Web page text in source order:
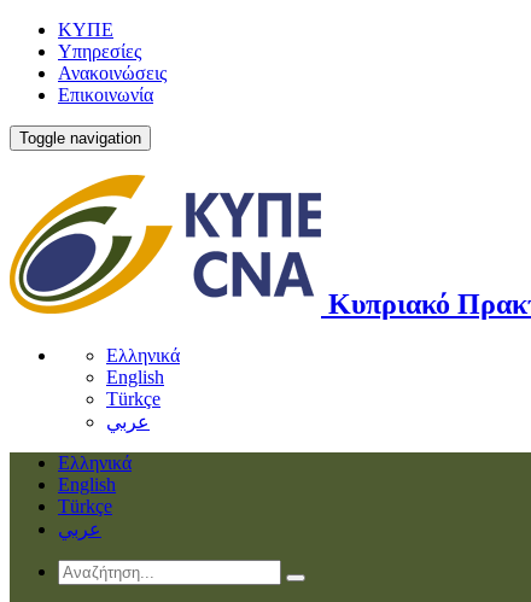
ΚΥΠΕ
Υπηρεσίες
Ανακοινώσεις
Επικοινωνία
Toggle navigation
Κυπριακό
Ελληνικά
English
Türkçe
عربي
Ελληνικά
English
Türkçe
عربي